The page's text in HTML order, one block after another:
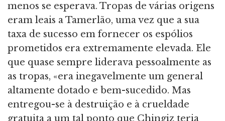
menos se esperava. Tropas de várias origens
eram leais a Tamerlão, uma vez que a sua
taxa de sucesso em fornecer os espólios
prometidos era extremamente elevada. Ele
que quase sempre liderava pessoalmente as
as tropas, «era inegavelmente um general
altamente dotado e bem-sucedido. Mas
entregou-se à destruição e à crueldade
gratuita a um tal ponto que Chingiz teria